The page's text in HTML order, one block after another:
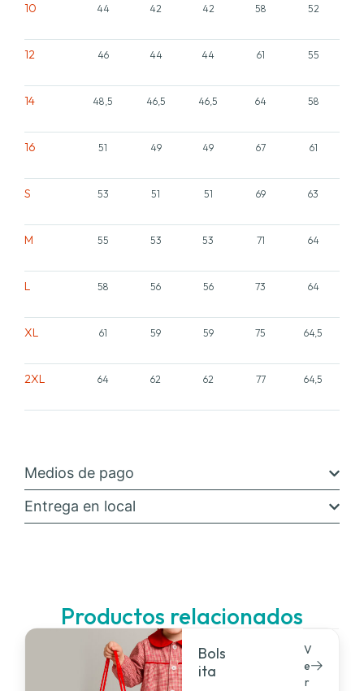
10 44 42 42 58 52
12 46 44 44 61 55
14 48,5 46,5 46,5 64 58
16 51 49 49 67 61
S 53 51 51 69 63
M 55 53 53 71 64
L 58 56 56 73 64
XL 61 59 59 75 64,5
2XL 64 62 62 77 64,5
Medios de pago
Entrega en local
Productos relacionados
Bols
ita
V
e
r